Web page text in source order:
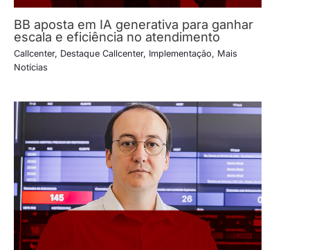
BB aposta em IA generativa para ganhar
escala e eficiência no atendimento
Callcenter, Destaque Callcenter, Implementação, Mais
Notícias